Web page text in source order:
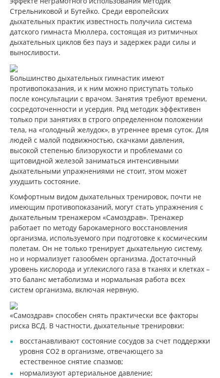
Стрельниковой и Бутейко. Среди европейских
дыхательных практик известность получила система
датского гимнаста Мюллера, состоящая из ритмичных
дыхательных циклов без пауз и задержек ради силы и
выносливости.
Большинство дыхательных гимнастик имеют
противопоказания, и к ним можно приступать только
после консультации с врачом. Занятия требуют времени,
сосредоточенности и усердия. Ряд методик эффективен
только при занятиях в строго определенном положении
тела, на «голодный желудок», в утреннее время суток. Для
людей с малой подвижностью, скачками давления,
высокой степенью близорукости и проблемами со
щитовидной железой заниматься интенсивными
дыхательными упражнениями не стоит, этом может
ухудшить состояние.
Комфортным видом дыхательных тренировок, почти не
имеющим противопоказаний, могут стать упражнения с
дыхательным тренажером «Самоздрав». Тренажер
работает по методу барокамерного восстановления
организма, используемого при подготовке к космическим
полетам. Он не только тренирует дыхательную систему,
но и нормализует газообмен организма. Достаточный
уровень кислорода и углекислого газа в тканях и клетках –
это баланс метаболизма и нормальная работа всех
систем организма, включая нервную.
«Самоздрав» способен снять практически все факторы
риска ВСД. В частности, дыхательные тренировки:
восстанавливают состояние сосудов за счет поддержки
уровня СО2 в организме, отвечающего за
естественное снятие спазмов;
нормализуют артериальное давление;